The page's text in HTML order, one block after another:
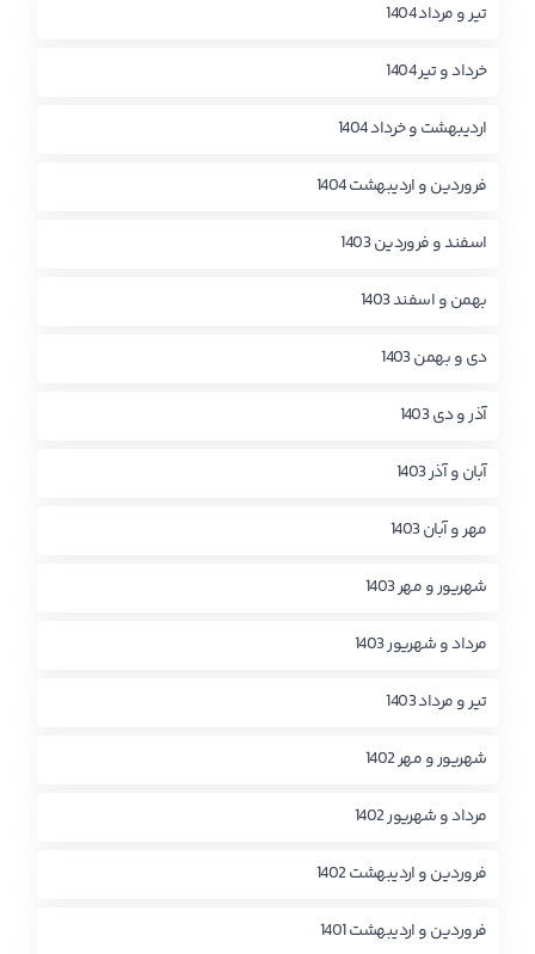
تیر و مرداد 1404
خرداد و تیر 1404
اردیبهشت و خرداد 1404
فروردین و اردیبهشت 1404
اسفند و فروردین 1403
بهمن و اسفند 1403
دی و بهمن 1403
آذر و دی 1403
آبان و آذر 1403
مهر و آبان 1403
شهریور و مهر 1403
مرداد و شهریور 1403
تیر و مرداد 1403
شهریور و مهر 1402
مرداد و شهریور 1402
فروردین و اردیبهشت 1402
فروردین و اردیبهشت 1401